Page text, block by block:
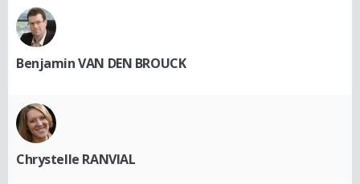
Benjamin VAN DEN BROUCK
Chrystelle RANVIAL